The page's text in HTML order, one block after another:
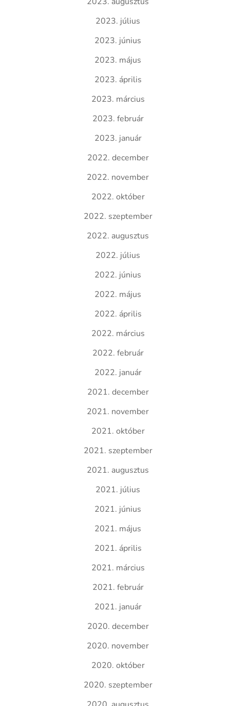
2023. július
2023. június
2023. május
2023. április
2023. március
2023. február
2023. január
2022. december
2022. november
2022. október
2022. szeptember
2022. augusztus
2022. július
2022. június
2022. május
2022. április
2022. március
2022. február
2022. január
2021. december
2021. november
2021. október
2021. szeptember
2021. augusztus
2021. július
2021. június
2021. május
2021. április
2021. március
2021. február
2021. január
2020. december
2020. november
2020. október
2020. szeptember